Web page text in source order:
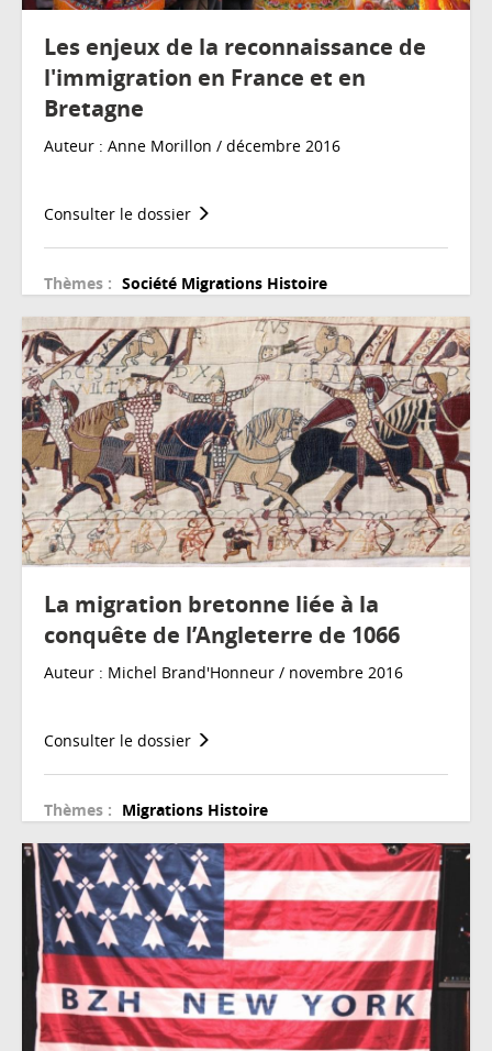
Les enjeux de la reconnaissance de
l'immigration en France et en
Bretagne
Auteur : Anne Morillon / décembre 2016
Consulter le dossier
Thèmes : Société Migrations Histoire
La migration bretonne liée à la
conquête de l’Angleterre de 1066
Auteur : Michel Brand'Honneur / novembre 2016
Consulter le dossier
Thèmes : Migrations Histoire